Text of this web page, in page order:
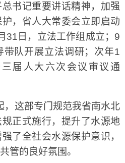
书记重要讲话精神，加强
，省人大常委会立即启动
31日，立法工作组成立；9
带队开展立法调研；次年1
届人大六次会议审议通
这部专门规范我省南水北
正式施行，提升了水源地
了全社会水源保护意识，
管的良好氛围。